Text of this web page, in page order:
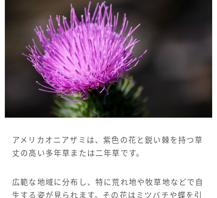
熱帯植物
ハーブ
科目一覧
サイトについて
English
アメリカオニアザミは、紫色の花と鋭い棘を持つ草
丈の高い多年草または二年草です。
広範な地域に分布し、特に荒れ地や牧草地などで自
生する姿が見られます。その花はミツバチや蝶を引